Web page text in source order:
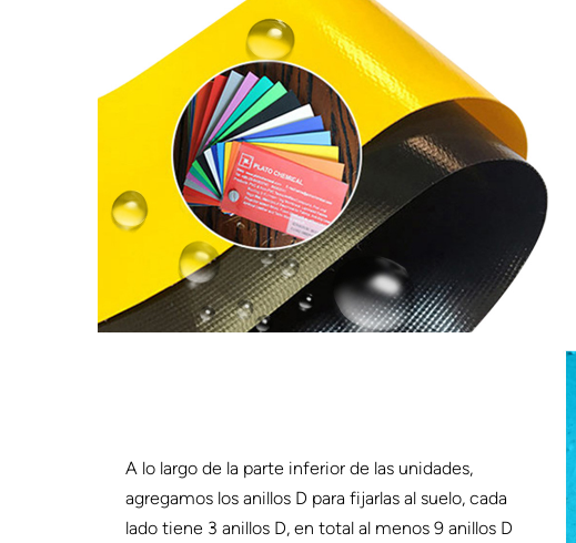
A lo largo de la parte inferior de las unidades,
agregamos los anillos D para fijarlas al suelo, cada
lado tiene 3 anillos D, en total al menos 9 anillos D